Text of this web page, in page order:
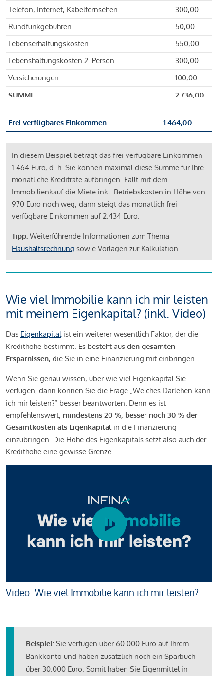
Telefon, Internet, Kabelfernsehen
300,00
Rundfunkgebühren
50,00
Lebenserhaltungskosten
550,00
Lebenshaltungskosten 2. Person
300,00
Versicherungen
100,00
SUMME
2.736,00
Frei verfügbares Einkommen 1.464,00
In diesem Beispiel beträgt das frei verfügbare Einkommen
1.464 Euro, d. h. Sie können maximal diese Summe für Ihre
monatliche Kreditrate aufbringen. Fällt mit dem
Immobilienkauf die Miete inkl. Betriebskosten in Höhe von
970 Euro noch weg, dann steigt das monatlich frei
verfügbare Einkommen auf 2.434 Euro.
Tipp: Weiterführende Informationen zum Thema
Haushaltsrechnung sowie Vorlagen zur Kalkulation .
Wie viel Immobilie kann ich mir leisten
mit meinem Eigenkapital? (inkl. Video)
Das Eigenkapitalist ein weiterer wesentlich Faktor, der die
Kredithöhe bestimmt. Es besteht aus den gesamten
Ersparnissen, die Sie in eine Finanzierung mit einbringen.
Wenn Sie genau wissen, über wie viel Eigenkapital Sie
verfügen, dann können Sie die Frage „Welches Darlehen kann
ich mir leisten?“ besser beantworten. Denn es ist
empfehlenswert, mindestens 20 %, besser noch 30 % der
Gesamtkosten als Eigenkapital in die Finanzierung
einzubringen. Die Höhe des Eigenkapitals setzt also auch der
Kredithöhe eine gewisse Grenze.
Video: Wie viel Immobilie kann ich mir leisten?
Beispiel: Sie verfügen über 60.000 Euro auf Ihrem
Bankkonto und haben zusätzlich noch ein Sparbuch
über 30.000 Euro. Somit haben Sie Eigenmittel in